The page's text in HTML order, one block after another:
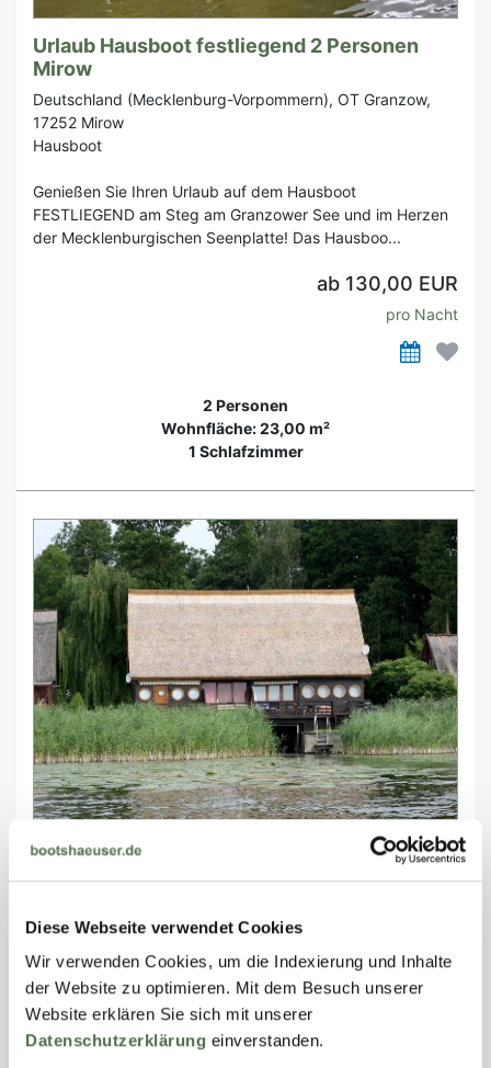
Diese Webseite verwendet Cookies
Wir verwenden Cookies, um die Indexierung und Inhalte
der Website zu optimieren. Mit dem Besuch unserer
Website erklären Sie sich mit unserer
Datenschutzerklärung einverstanden.
Urlaub Hausboot festliegend 2 Personen
Mirow
Deutschland (Mecklenburg-Vorpommern), OT Granzow,
17252 Mirow
Hausboot
Genießen Sie Ihren Urlaub auf dem Hausboot
FESTLIEGEND am Steg am Granzower See und im Herzen
der Mecklenburgischen Seenplatte! Das Hausboo...
ab 130,00 EUR
pro Nacht
2 Personen
Wohnfläche: 23,00 m²
1 Schlafzimmer
Bootshaus am Malchiner See mit Motorboot
ab 140 €/ Nacht
Deutschland (Mecklenburg-Vorpommern), Am See 24,
Bootshaus, einzeln stehend
Unser Bootshaus am Malchiner See in der
Mecklenburgischen Schweiz mit 2 separaten
Schlafzimmern bietet max. 4 Urlaubern Raum für einen